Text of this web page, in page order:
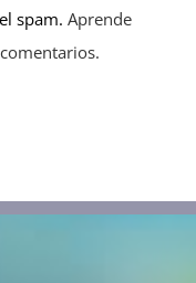
spam. Aprende